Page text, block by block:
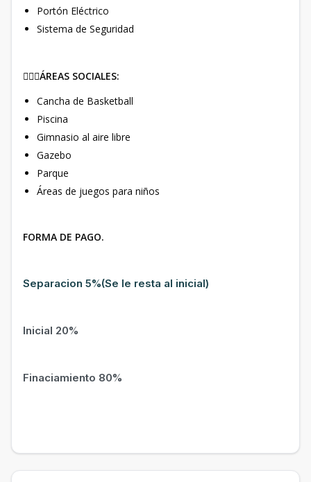
Portón Eléctrico
Sistema de Seguridad
🧘🏻‍♀️ÁREAS SOCIALES:
Cancha de Basketball
Piscina
Gimnasio al aire libre
Gazebo
Parque
Áreas de juegos para niños
FORMA DE PAGO.
Separacion 5%(Se le resta al inicial)
Inicial 20%
Finaciamiento 80%